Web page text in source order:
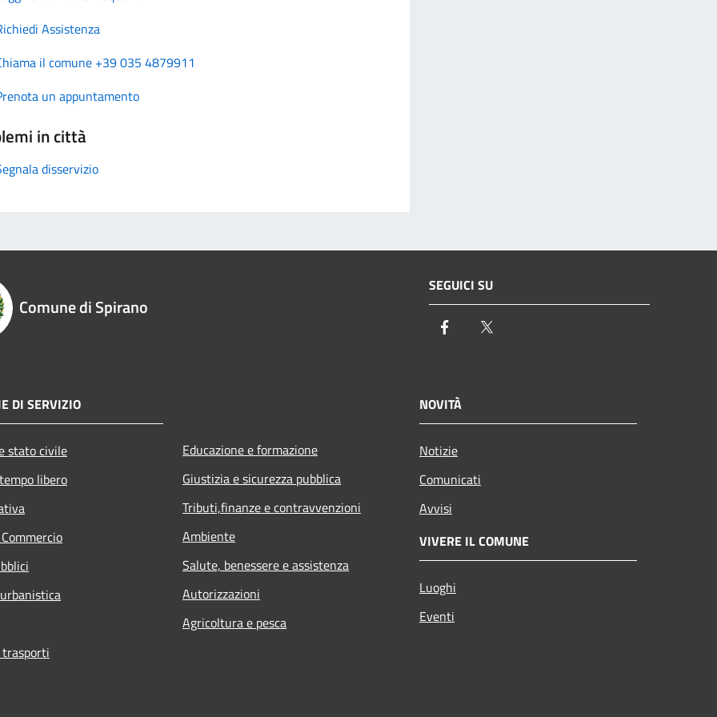
Assistenza
il comune +39 035 4879911
un appuntamento
in città
disservizio
Comune di Spirano
SEGUICI SU
Facebook
DI SERVIZIO
stato civile
libero
Educazione e formazione
Giustizia e sicurezza pubblica
Tributi,finanze e contravvenzioni
Ambiente
Salute, benessere e assistenza
Autorizzazioni
Agricoltura e pesca
NOVITÀ
Notizie
Comunicati
Avvisi
VIVERE IL COMUNE
Luoghi
Eventi